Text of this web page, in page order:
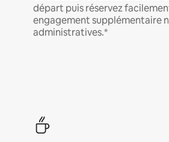
départ puis réservez
engagement supplémentaire
administratives.*